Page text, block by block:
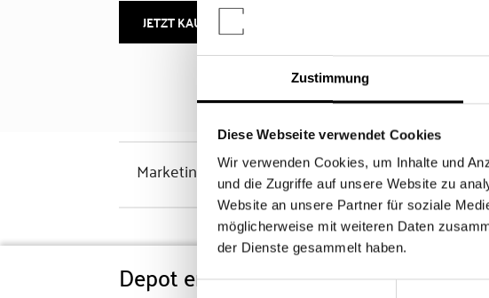
Zustimmung
Diese Webseite verwendet Cookies
Wir verwenden Cookies, um Inhalte und
und die Zugriffe auf unsere Website zu
Website an unsere Partner für soziale
möglicherweise mit weiteren Daten
der Dienste gesammelt haben.
Einwilligungsauswahl
JETZT KAUFEN
Marketinghinweis
Depot eröffnen Konditionen